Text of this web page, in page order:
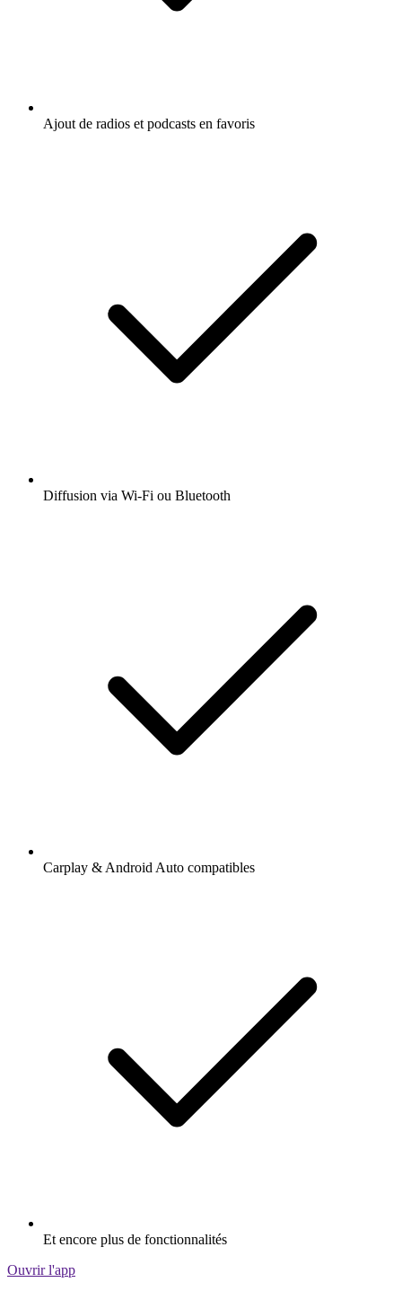
Ajout de radios et podcasts en favoris
Diffusion via Wi-Fi ou Bluetooth
Carplay & Android Auto compatibles
Et encore plus de fonctionnalités
Ouvrir l'app